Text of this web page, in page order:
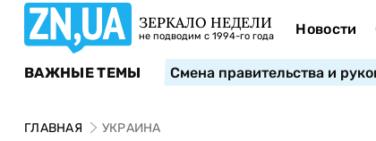
ЗЕРКАЛО НЕДЕЛИ
не подводим с 1994-го года Новости
ВАЖНЫЕ ТЕМЫ Смена правительства и
ГЛАВНАЯ УКРАИНА